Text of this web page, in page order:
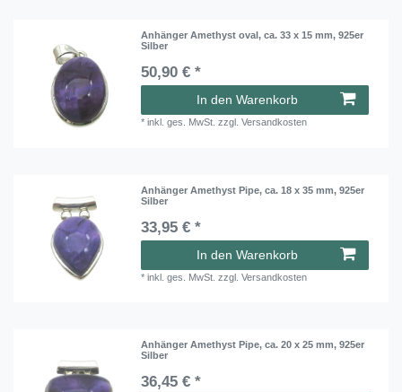
Anhänger Amethyst oval, ca. 33 x 15 mm, 925er
Silber
50,90 € *
In den Warenkorb
*inkl. ges. MwSt. zzgl.Versandkosten
Anhänger Amethyst Pipe, ca. 18 x 35 mm, 925er
Silber
33,95 € *
In den Warenkorb
*inkl. ges. MwSt. zzgl.Versandkosten
Anhänger Amethyst Pipe, ca. 20 x 25 mm, 925er
Silber
36,45 € *